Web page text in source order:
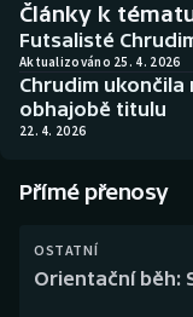
Basketbal
Biatlon
Box
Curling
Historické
Aplikace ČT sport
Články k
Futsalisté
Aktualizováno 25. 4. 2026
Chrudim
obhajobě titulu
22. 4. 2026
Přímé přenosy
OSTATNÍ
Orientační běh: